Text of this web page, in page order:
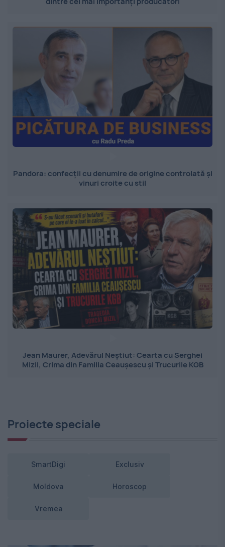
Pandora: confecții cu denumire de origine controlată și
vinuri croite cu stil
Jean Maurer, Adevărul Neștiut: Cearta cu Serghei
Mizil, Crima din Familia Ceaușescu și Trucurile KGB
Proiecte speciale
SmartDigi Exclusiv
Moldova Horoscop
Vremea